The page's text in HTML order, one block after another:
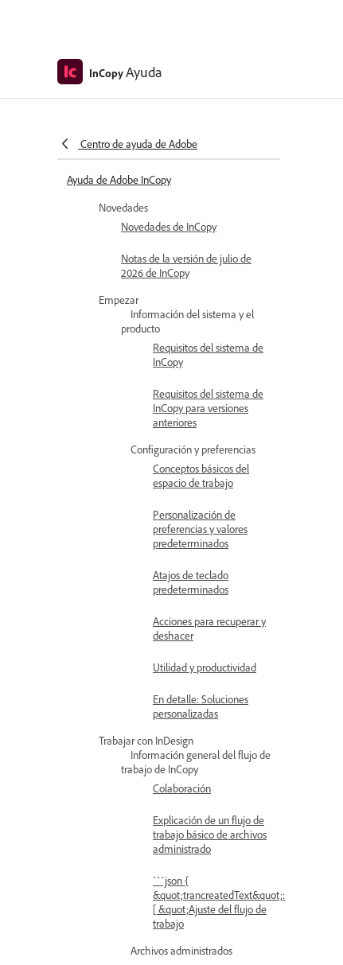
InCopyAyuda
Centro de ayuda de Adobe
Ayuda de Adobe InCopy
Novedades
Novedades de InCopy
Notas de la versión de julio de
2026 de InCopy
Empezar
Información del sistema y el
producto
Requisitos del sistema de
InCopy
Requisitos del sistema de
InCopy para versiones
anteriores
Configuración y preferencias
Conceptos básicos del
espacio de trabajo
Personalización de
preferencias y valores
predeterminados
Atajos de teclado
predeterminados
Acciones para recuperar y
deshacer
Utilidad y productividad
En detalle: Soluciones
personalizadas
Trabajar con InDesign
Información general del flujo de
trabajo de InCopy
Colaboración
Explicación de un flujo de
trabajo básico de archivos
administrado
```json {
&quot;trancreatedText&quot;:
[ &quot;Ajuste del flujo de
trabajo
Archivos administrados